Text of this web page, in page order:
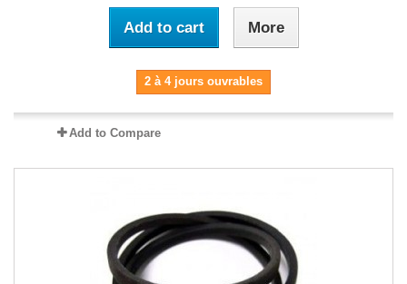
Add to cart More
2 à 4 jours ouvrables
Add to Compare